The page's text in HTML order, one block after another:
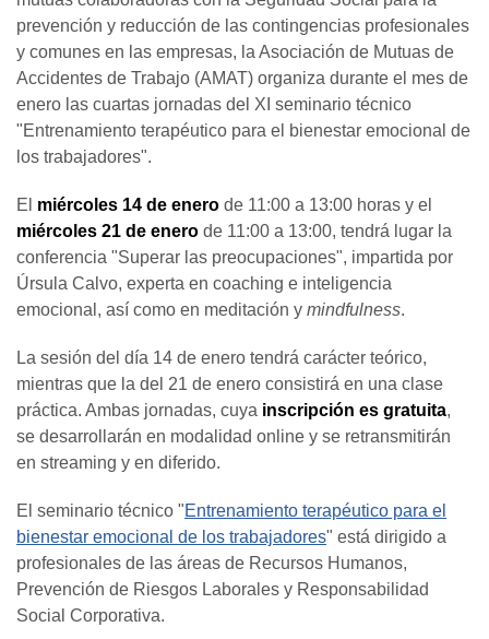
prevención y reducción de las contingencias profesionales
y comunes en las empresas, la Asociación de Mutuas de
Accidentes de Trabajo (AMAT) organiza durante el mes de
enero las cuartas jornadas del XI seminario técnico
"Entrenamiento terapéutico para el bienestar emocional de
los trabajadores".
El miércoles 14 de enero de 11:00 a 13:00 horas y el
miércoles 21 de enero de 11:00 a 13:00, tendrá lugar la
conferencia "Superar las preocupaciones", impartida por
Úrsula Calvo, experta en coaching e inteligencia
emocional, así como en meditación y mindfulness.
La sesión del día 14 de enero tendrá carácter teórico,
mientras que la del 21 de enero consistirá en una clase
práctica. Ambas jornadas, cuya inscripción es gratuita,
se desarrollarán en modalidad online y se retransmitirán
en streaming y en diferido.
El seminario técnico "Entrenamiento terapéutico para el
bienestar emocional de los trabajadores" está dirigido a
profesionales de las áreas de Recursos Humanos,
Prevención de Riesgos Laborales y Responsabilidad
Social Corporativa.